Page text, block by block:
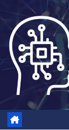
to
content